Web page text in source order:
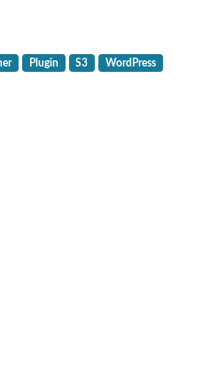
Plugin S3 WordPress